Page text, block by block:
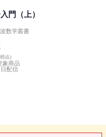
門（上）
数学叢書
込)
象商品
配信